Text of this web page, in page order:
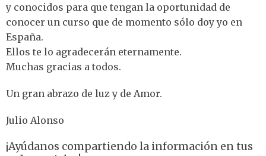
y conocidos para que tengan la oportunidad de
conocer un curso que de momento sólo doy yo en
España.
Ellos te lo agradecerán eternamente.
Muchas gracias a todos.
Un gran abrazo de luz y de Amor.
Julio Alonso
¡Ayúdanos compartiendo la información en tus